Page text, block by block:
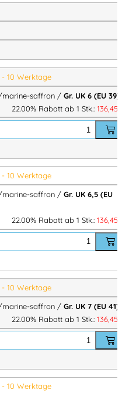
Wassereintritt,
ab
höchsten Klimakomfort
mit separater
Überprüfung der
in Sohle integriert,
Return gibt Energie zurück
kraftstoffbeständig, nicht
für
Haltung
durch Noppenstruktur in der
10 Werktage
marine-saffron / Gr. UK 6 (EU 39)
22.00% Rabatt ab 1 Stk.: 136,45
10 Werktage
marine-saffron / Gr. UK 6,5 (EU
22.00% Rabatt ab 1 Stk.: 136,45
10 Werktage
marine-saffron / Gr. UK 7 (EU 41)
22.00% Rabatt ab 1 Stk.: 136,45
10 Werktage